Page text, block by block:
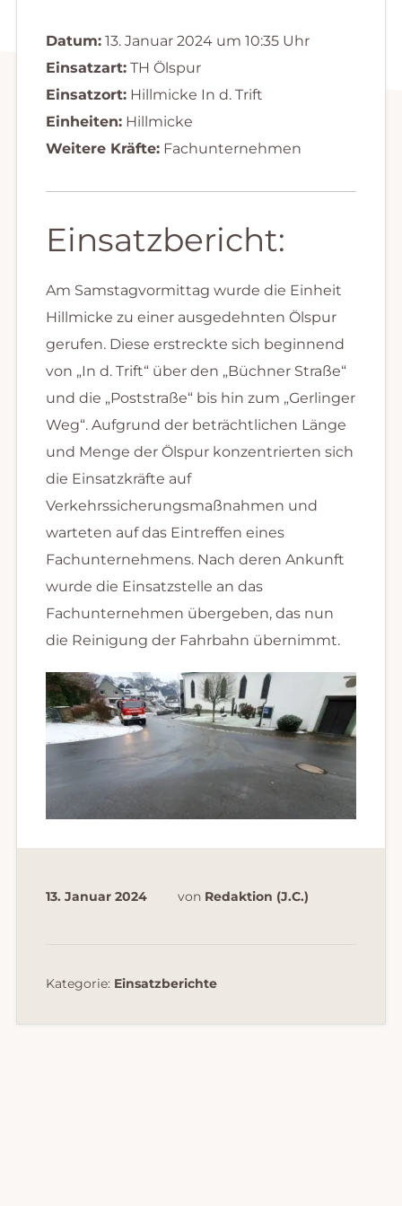
Datum:13. Januar 2024 um 10:35 Uhr
Einsatzart:TH Ölspur
Einsatzort:Hillmicke In d. Trift
Einheiten:Hillmicke
Weitere Kräfte:Fachunternehmen
Einsatzbericht:
Am Samstagvormittag wurde die Einheit
Hillmicke zu einer ausgedehnten Ölspur
gerufen. Diese erstreckte sich beginnend
von „In d. Trift“ über den „Büchner Straße“
und die „Poststraße“ bis hin zum „Gerlinger
Weg“. Aufgrund der beträchtlichen Länge
und Menge der Ölspur konzentrierten sich
die Einsatzkräfte auf
Verkehrssicherungsmaßnahmen und
warteten auf das Eintreffen eines
Fachunternehmens. Nach deren Ankunft
wurde die Einsatzstelle an das
Fachunternehmen übergeben, das nun
die Reinigung der Fahrbahn übernimmt.
13. Januar 2024 von Redaktion (J.C.)
Kategorie: Einsatzberichte